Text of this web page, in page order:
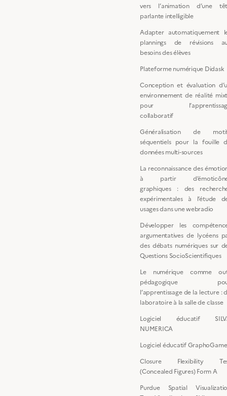
vers l’animation d’une
parlante intelligible
Adapter automatiquement
plannings de révisions
besoins des élèves
Plateforme numérique Didask
Conception et évaluation
environnement de réalité
pour
collaboratif
Généralisation de
séquentiels pour la fouille
données multi-sources
La reconnaissance des
à partir
graphiques : des
expérimentales à l’étude
usages dans une webradio
Développer les
argumentatives de lycéens
des débats numériques sur
Questions SocioScientifiques
Le numérique comme
pédagogique
l’apprentissage de la lecture :
laboratoire à la salle de classe
Logiciel éducatif
NUMERICA
Logiciel éducatif GraphoGame
Closure Flexibility
(Concealed Figures) Form A
Purdue Spatial